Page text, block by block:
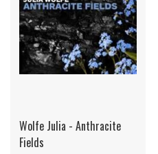
Wolfe Julia - Anthracite
Fields